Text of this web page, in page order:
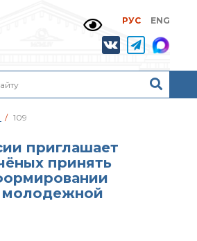
РУС ENG
109
приглашает
принять
молодежной